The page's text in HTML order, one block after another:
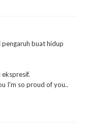
buat hidup
I'm so proud of you..